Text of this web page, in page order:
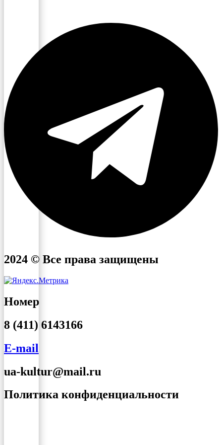
2024 © Все права защищены
Номер
8 (411) 6143166
E-mail
ua-kultur@mail.ru
Политика конфиденциальности